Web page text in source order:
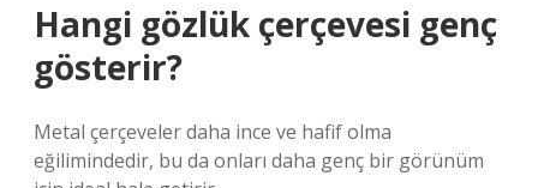
Hangi gözlük çerçevesi genç
gösterir?
Metal çerçeveler daha ince ve hafif olma
eğilimindedir, bu da onları daha genç bir görünüm